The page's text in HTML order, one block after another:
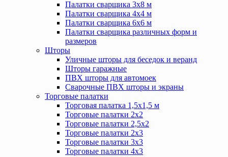
Палатки сварщика 3х8 м
Палатки сварщика 4х4 м
Палатки сварщика 6х6 м
Палатки сварщика различных форм и
размеров
Шторы
Уличные шторы для беседок и веранд
Шторы гаражные
ПВХ шторы для автомоек
Сварочные ПВХ шторы и экраны
Торговые палатки
Торговая палатка 1,5х1,5 м
Торговые палатки 2х2
Торговые палатки 2,5х2
Торговые палатки 2х3
Торговые палатки 3х3
Торговые палатки 4х3